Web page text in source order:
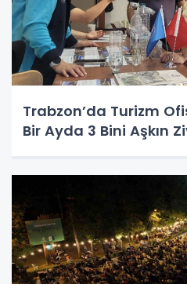
Trabzon’da Turizm
Bir Ayda 3 Bini Aşkın